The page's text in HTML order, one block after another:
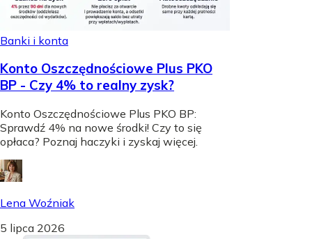
Banki i konta
Konto Oszczędnościowe Plus PKO
BP - Czy 4% to realny zysk?
Konto Oszczędnościowe Plus PKO BP:
Sprawdź 4% na nowe środki! Czy to się
opłaca? Poznaj haczyki i zyskaj więcej.
Lena Woźniak
5 lipca 2026